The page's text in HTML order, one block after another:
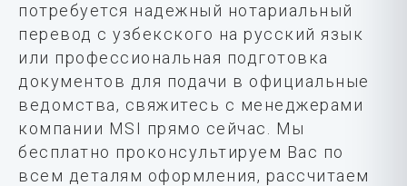
потребуется надежный нотариальный
перевод с узбекского на русский язык
или профессиональная подготовка
документов для подачи в официальные
ведомства, свяжитесь с менеджерами
компании MSI прямо сейчас. Мы
бесплатно проконсультируем Вас по
всем деталям оформления, рассчитаем